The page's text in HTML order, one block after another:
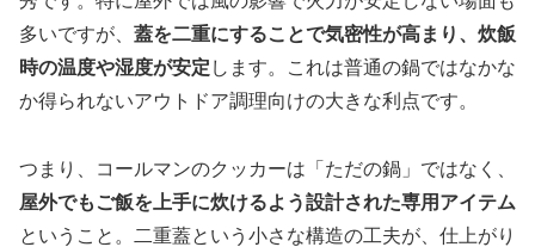
多いですが、 蓋を二重にすることで気密性が高まり、炊飯
時の温度や湿度が安定 します。これは普通の鍋ではなかな
か得られないアウトドア調理向けの大きな利点です。
つまり、コールマンのクッカーは「ただの鍋」ではなく、
屋外でもご飯を上手に炊けるよう設計された専用アイテム
ということ。二重蓋という小さな構造の工夫が、仕上がり